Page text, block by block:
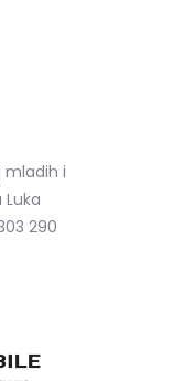
i
290